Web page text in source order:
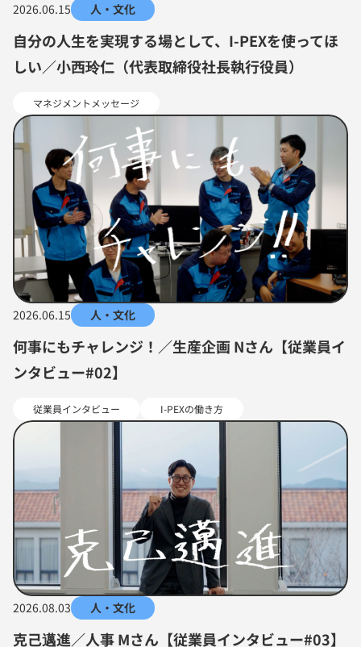
2026.06.15 人・文化
自分の人生を実現する場として、I-PEXを使ってほ
しい／小西玲仁（代表取締役社長執行役員）
マネジメントメッセージ
2026.06.15 人・文化
何事にもチャレンジ！／生産企画 Nさん【従業員イ
ンタビュー#02】
従業員インタビュー I-PEXの働き方
2026.08.03 人・文化
克己邁進／人事 Mさん【従業員インタビュー#03】